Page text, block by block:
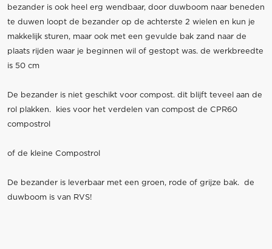
bezander is ook heel erg wendbaar, door duwboom naar beneden
te duwen loopt de bezander op de achterste 2 wielen en kun je
makkelijk sturen, maar ook met een gevulde bak zand naar de
plaats rijden waar je beginnen wil of gestopt was. de werkbreedte
is 50 cm
De bezander is niet geschikt voor compost. dit blijft teveel aan de
rol plakken. kies voor het verdelen van compost de CPR60
compostrol
of de kleine Compostrol
De bezander is leverbaar met een groen, rode of grijze bak. de
duwboom is van RVS!